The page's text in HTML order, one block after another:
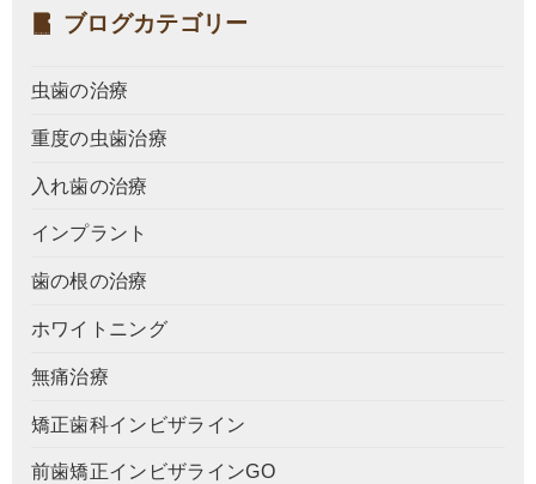
ブログカテゴリー
虫歯の治療
重度の虫歯治療
入れ歯の治療
インプラント
歯の根の治療
ホワイトニング
無痛治療
矯正歯科インビザライン
前歯矯正インビザラインGO